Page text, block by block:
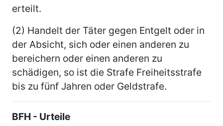
erteilt.
(2) Handelt der Täter gegen Entgelt oder in
der Absicht, sich oder einen anderen zu
bereichern oder einen anderen zu
schädigen, so ist die Strafe Freiheitsstrafe
bis zu fünf Jahren oder Geldstrafe.
BFH - Urteile